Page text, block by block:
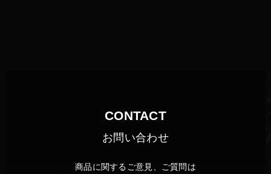
CONTACT
お問い合わせ
商品に関するご意見、ご質問は